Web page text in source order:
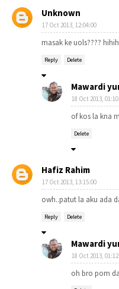
Unknown
17 Oct 2013, 12:04:00
masak ke uols????
Reply Delete
Mawardi
18 Oct 2013,
of kos la kna
Delete
Hafiz Rahim
17 Oct 2013, 13:15:00
owh..patut la aku ada
Reply Delete
Mawardi
18 Oct 2013,
oh bro pom